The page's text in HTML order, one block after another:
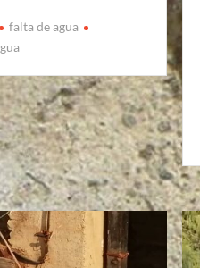
falta de agua